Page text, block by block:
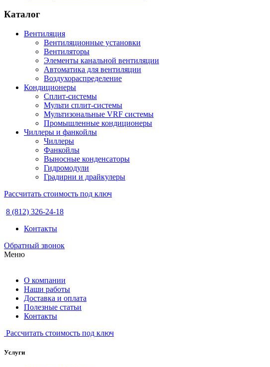
Каталог
Вентиляция
Вентиляционные установки
Вентиляторы
Элементы канальной вентиляции
Автоматика для вентиляции
Воздухораспределение
Кондиционеры
Сплит-системы
Мульти сплит-системы
Мультизональные VRF системы
Промышленные кондиционеры
Чиллеры и фанкойлы
Чиллеры
Фанкойлы
Выносные конденсаторы
Гидромодули
Градирни и драйкулеры
Рассчитать стоимость под ключ
8 (812) 326-24-18
Контакты
Обратный звонок
Меню
О компании
Наши работы
Доставка и оплата
Полезные статьи
Контакты
Рассчитать стоимость под ключ
Услуги